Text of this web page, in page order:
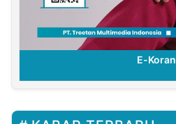
E-Koran